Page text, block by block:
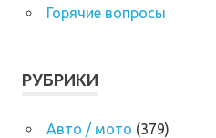
Горячие вопросы
РУБРИКИ
Авто / мото (379)